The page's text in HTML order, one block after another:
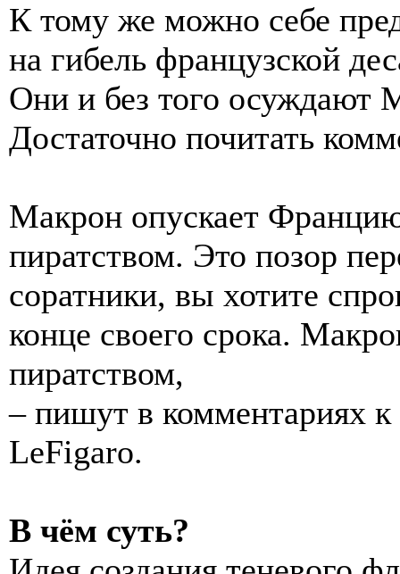
К тому же можно себе
на гибель французской
Они и без того осуждают
Достаточно почитать
Макрон опускает
пиратством. Это позор
соратники, вы хотите
конце своего срока.
пиратством,
– пишут в комментариях к
LeFigaro.
В чём суть?